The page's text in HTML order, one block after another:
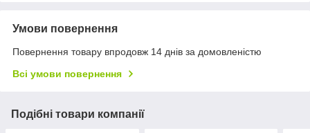
Умови повернення
Повернення товару впродовж 14 днів за домовленістю
Всі умови повернення
Подібні товари компанії